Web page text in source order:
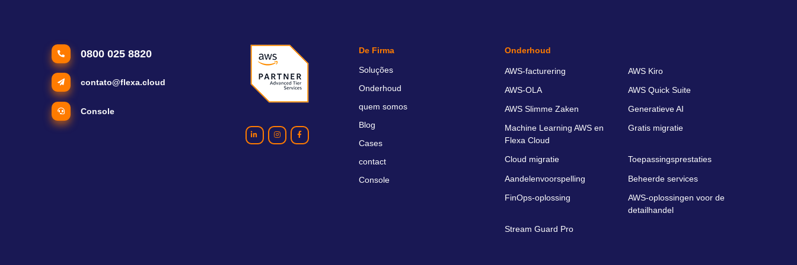
0800 025 8820
contato@flexa.cloud
Console
De Firma
Soluções
Onderhoud
quem somos
Blog
Cases
contact
Console
Onderhoud
AWS-facturering AWS Kiro
AWS-OLA AWS Quick Suite
AWS Slimme Zaken Generatieve AI
Machine Learning AWS en
Flexa Cloud
Gratis migratie
Cloud migratie Toepassingsprestaties
Aandelenvoorspelling Beheerde services
FinOps-oplossing
AWS-oplossingen voor de
detailhandel
Stream Guard Pro